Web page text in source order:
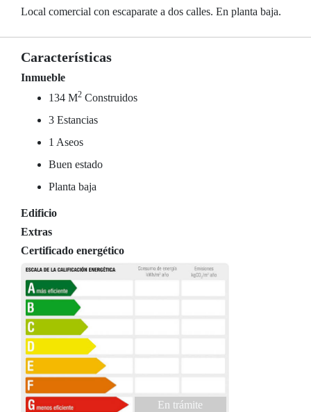
Local comercial con escaparate a dos calles. En planta baja.
Características
Inmueble
134 M2 Construidos
3 Estancias
1 Aseos
Buen estado
Planta baja
Edificio
Extras
Certificado energético
En trámite